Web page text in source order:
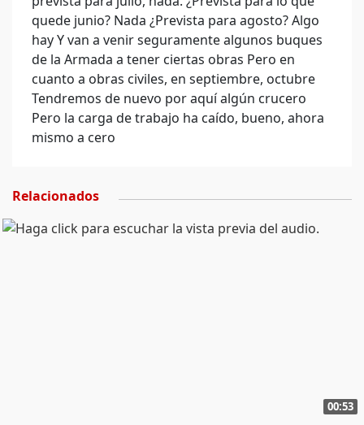
quede junio? Nada ¿Prevista para agosto? Algo
hay Y van a venir seguramente algunos buques
de la Armada a tener ciertas obras Pero en
cuanto a obras civiles, en septiembre, octubre
Tendremos de nuevo por aquí algún crucero
Pero la carga de trabajo ha caído, bueno, ahora
mismo a cero
Relacionados
00:53